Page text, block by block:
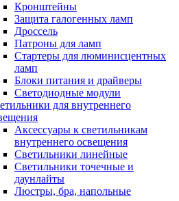
Кронштейны
Защита галогенных ламп
Дроссель
Патроны для ламп
Стартеры для люминисцентных
ламп
Блоки питания и драйверы
Светодиодные модули
для внутреннего
Аксессуары к светильникам
внутреннего освещения
Светильники линейные
Светильники точечные и
даунлайты
Люстры, бра, напольные